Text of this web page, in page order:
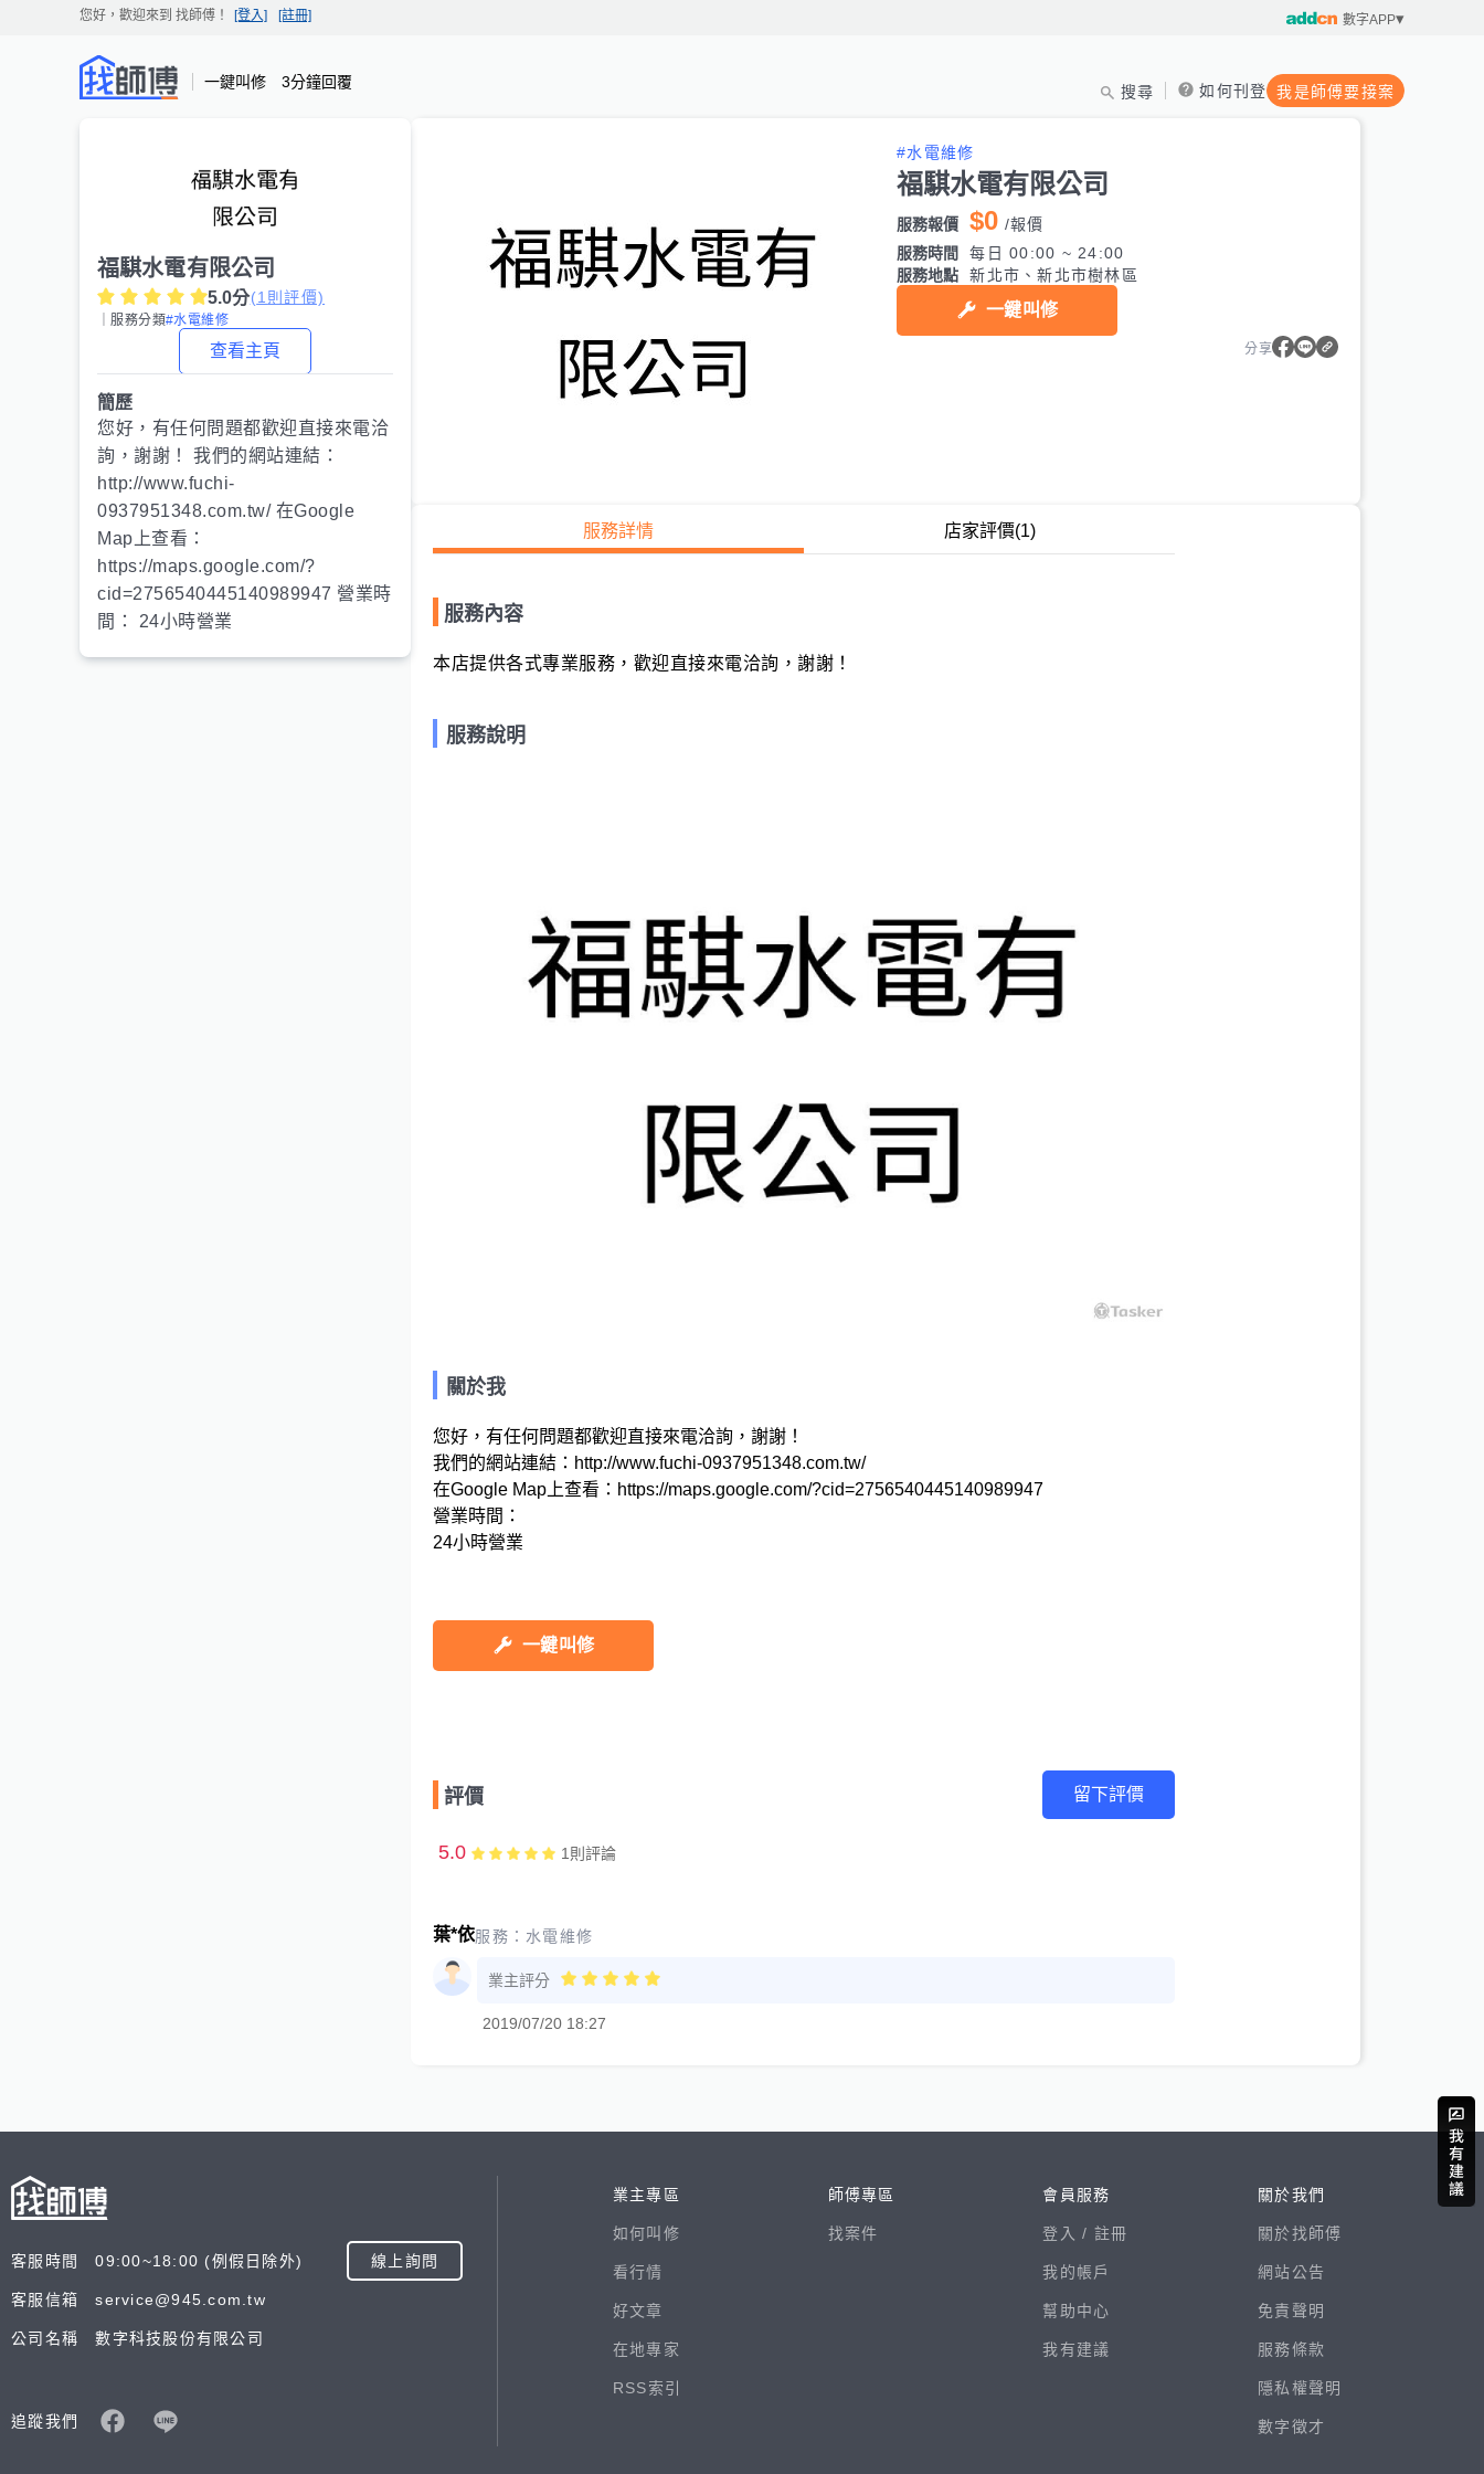
您好，歡迎來到 找師傅 ！ [登入] [註冊] 數字APP
一鍵叫修 3分鐘回覆
搜尋 如何刊登 我是師傅要接案
福騏水電有限公司
5.0分(1 則評價)
｜服務分類#水電維修
查看主頁
簡歷
您好，有任何問題都歡迎直接來電洽
詢，謝謝！ 我們的網站連結：
http://www.fuchi-
0937951348.com.tw/ 在Google
Map上查看：
https://maps.google.com/?
cid=2756540445140989947 營業時
間： 24小時營業
#水電維修
福騏水電有限公司
服務報價 $0 /報價
服務時間
每日 00:00 ~ 24:00
服務地點
新北市、新北市樹林區
一鍵叫修
分享
服務詳情 店家評價(1)
服務內容
本店提供各式專業服務，歡迎直接來電洽詢，謝謝！
服務說明
關於我
您好，有任何問題都歡迎直接來電洽詢，謝謝！
我們的網站連結：http://www.fuchi-0937951348.com.tw/
在Google Map上查看：https://maps.google.com/?cid=2756540445140989947
營業時間：
一鍵叫修
評價 留下評價
5.0 1 則評論
葉*依服務： 水電維修
業主評分
2019/07/20 18:27
客服時間 09:00~18:00 (例假日除外) 線上詢問
客服信箱 service@945.com.tw
公司名稱 數字科技股份有限公司
追蹤我們
業主專區
如何叫修
看行情
好文章
在地專家
RSS索引
師傅專區
找案件
會員服務
登入 / 註冊
我的帳戶
幫助中心
我有建議
關於我們
關於找師傅
網站公告
免責聲明
服務條款
隱私權聲明
數字徵才